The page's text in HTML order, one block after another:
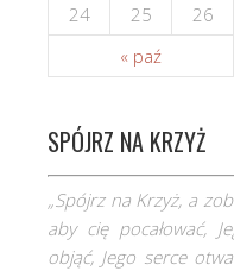
« paź
24
25 26
SPÓJRZ NA KRZYŻ
„Spójrz na Krzyż, a
aby cię pocałować,
objąć, Jego serce